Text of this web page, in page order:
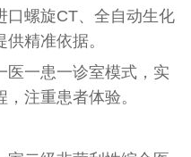
螺旋CT、全自动生化
精准依据。
一患一诊室模式，实
注重患者体验。